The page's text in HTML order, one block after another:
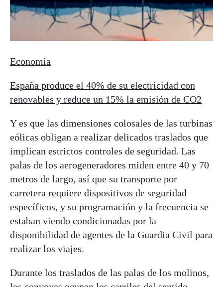
Economía
España produce el 40% de su electricidad con
renovables y reduce un 15% la emisión de CO2
Y es que las dimensiones colosales de las turbinas
eólicas obligan a realizar delicados traslados que
implican estrictos controles de seguridad. Las
palas de los aerogeneradores miden entre 40 y 70
metros de largo, así que su transporte por
carretera requiere dispositivos de seguridad
específicos, y su programación y la frecuencia se
estaban viendo condicionadas por la
disponibilidad de agentes de la Guardia Civil para
realizar los viajes.
Durante los traslados de las palas de los molinos,